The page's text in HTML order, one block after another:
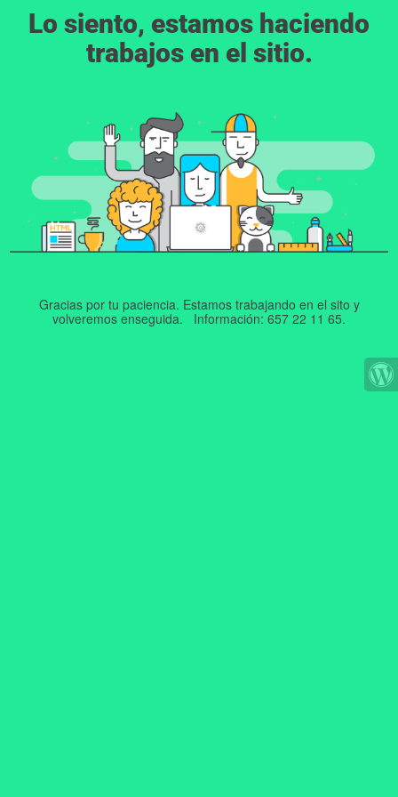
Lo siento, estamos haciendo
trabajos en el sitio.
Gracias por tu paciencia. Estamos trabajando en el sito y
volveremos enseguida. Información: 657 22 11 65.